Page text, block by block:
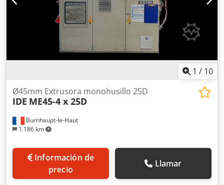
1 / 10
Burnhaupt-le-Haut
1.186 km
Ø45mm Extrusora monohusillo 25D
IDE ME45-4 x 25D
Información de
precio
Llamar